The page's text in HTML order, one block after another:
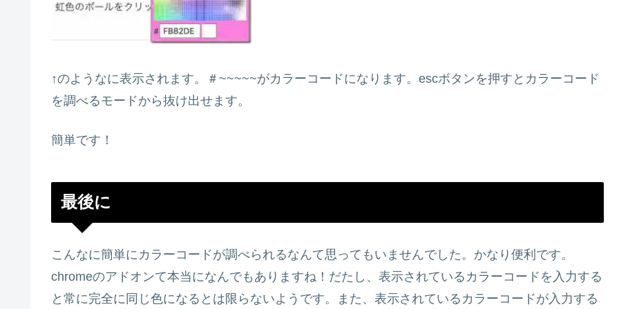
↑のようなに表示されます。＃~~~~~がカラーコードになります。escボタンを押すとカラーコード
を調べるモードから抜け出せます。
簡単です！
最後に
こんなに簡単にカラーコードが調べられるなんて思ってもいませんでした。かなり便利です。
chromeのアドオンて本当になんでもありますね！だたし、表示されているカラーコードを入力する
と常に完全に同じ色になるとは限らないようです。また、表示されているカラーコードが入力する